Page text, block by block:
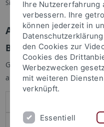
Sie sind hier: Startseite
Anmelden
Benutzeranmeldung
Geben Sie Ihren
anzumelden:
Ihre Nutzererfahrung
verbessern. Ihre
können jederzeit in
den Cookies zur
Cookies des
Werbezwecken
mit weiteren
verknüpft.
Essentiell